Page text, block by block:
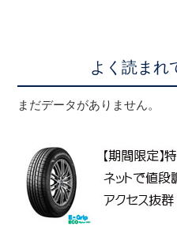
よく読まれ
まだデータがありません。